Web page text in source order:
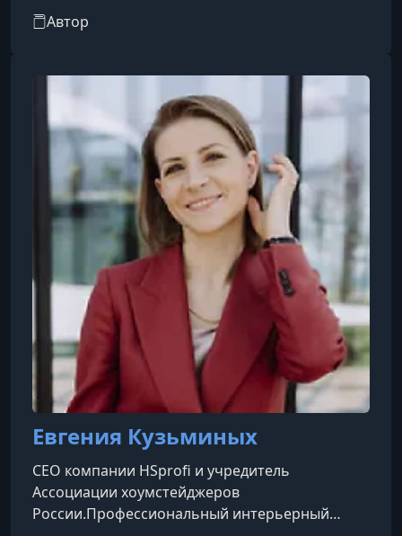
различные платформы, включая социальные
сети и образовательные программы.
Автор
Евгения Кузьминых
CEO компании HSprofi и учредитель
Ассоциации хоумстейджеров
России.Профессиональный интерьерный